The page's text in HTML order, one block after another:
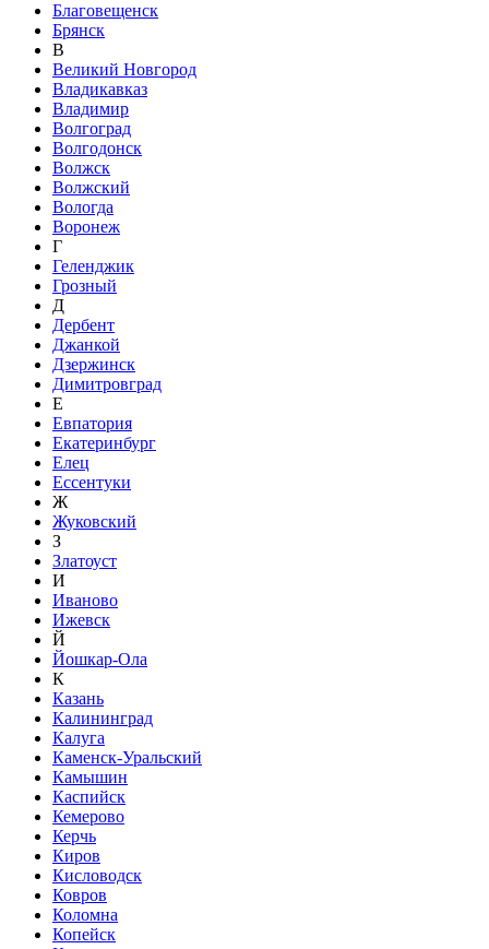
Благовещенск
Брянск
В
Великий Новгород
Владикавказ
Владимир
Волгоград
Волгодонск
Волжск
Волжский
Вологда
Воронеж
Г
Геленджик
Грозный
Д
Дербент
Джанкой
Дзержинск
Димитровград
Е
Евпатория
Екатеринбург
Елец
Ессентуки
Ж
Жуковский
З
Златоуст
И
Иваново
Ижевск
Й
Йошкар-Ола
К
Казань
Калининград
Калуга
Каменск-Уральский
Камышин
Каспийск
Кемерово
Керчь
Киров
Кисловодск
Ковров
Коломна
Копейск